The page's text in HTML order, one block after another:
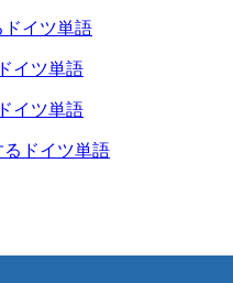
ドイツ単語
イツ単語
イツ単語
るドイツ単語